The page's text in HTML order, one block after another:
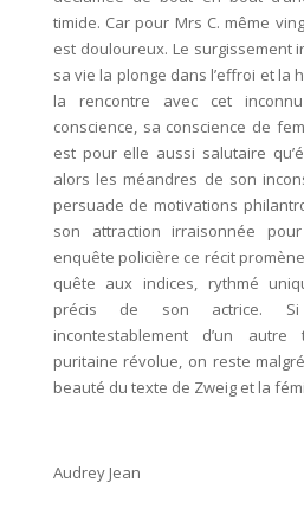
timide. Car pour Mrs C. même
est douloureux. Le surgissement
sa vie la plonge dans l’effroi et la
la rencontre avec cet
conscience, sa conscience de
est pour elle aussi salutaire
alors les méandres de son
persuade de motivations
son attraction irraisonnée
enquête policière ce récit
quête aux indices, rythmé
précis de son actrice.
incontestablement d’un autre
puritaine révolue, on reste
beauté du texte de Zweig et la
Audrey Jean